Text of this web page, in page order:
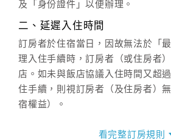
(07)9682715 。
及「身份證件」以便辦理。
二、延遲入住時間
訂房者於住宿當日，因故無法於「
理入住手續時，訂房者（或住房者
店。如未與飯店協議入住時間又超
住手續，則視訂房者（及住房者）
宿權益）。
看完整訂房規則